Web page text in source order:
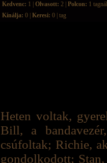
Kedvenc: 1 | Olvasott: 2 | Polcon: 1 tagnál
Kínálja: 0 | Keresi: 0 | tag
Heten voltak,
Bill, a
csúfoltak; Richie,
gondolkodott;